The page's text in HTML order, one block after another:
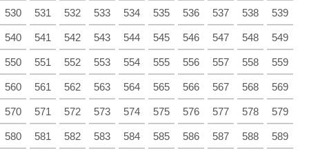
530 531 532 533 534 535 536 537 538 539
540 541 542 543 544 545 546 547 548 549
550 551 552 553 554 555 556 557 558 559
560 561 562 563 564 565 566 567 568 569
570 571 572 573 574 575 576 577 578 579
580 581 582 583 584 585 586 587 588 589